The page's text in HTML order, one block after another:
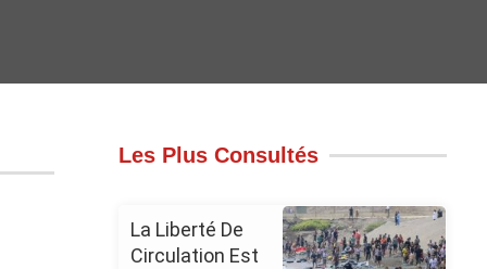
Les Plus Consultés
La Liberté De
Circulation Est